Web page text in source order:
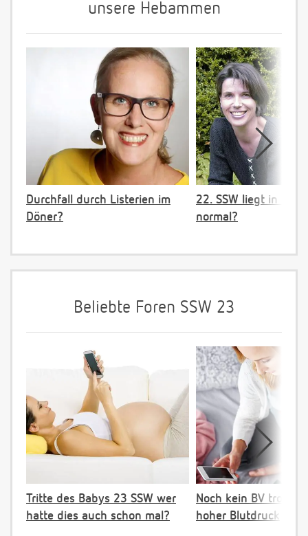
unsere Hebammen
Durchfall durch Listerien im
Döner?
22. SSW liegt in
normal?
Beliebte Foren SSW 23
Tritte des Babys 23 SSW wer
hatte dies auch schon mal?
Noch kein BV trotz
hoher Blutdruck